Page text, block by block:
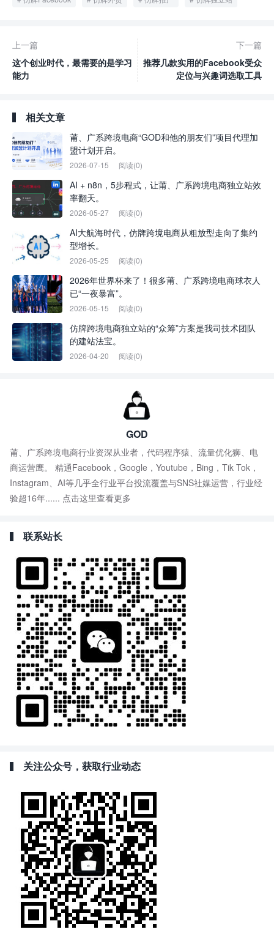
上一篇
这个创业时代，最需要的是学习
能力
下一篇
推荐几款实用的Facebook受众
定位与兴趣词选取工具
相关文章
莆、广系跨境电商“GOD和他的朋友们”项目代理加
盟计划开启。
2026-07-15 阅读(0)
AI + n8n，5步程式，让莆、广系跨境电商独立站效
率翻天。
2026-05-27 阅读(0)
AI大航海时代，仿牌跨境电商从粗放型走向了集约
型增长。
2026-05-25 阅读(0)
2026年世界杯来了！很多莆、广系跨境电商球衣人
已“一夜暴富”。
2026-05-15 阅读(0)
仿牌跨境电商独立站的“众筹”方案是我司技术团队
的建站法宝。
2026-04-20 阅读(0)
GOD
莆、广系跨境电商行业资深从业者，代码程序猿、流量优化狮、电
商运营鹰。 精通Facebook，Google，Youtube，Bing，Tik Tok，
Instagram、AI等几乎全行业平台投流覆盖与SNS社媒运营，行业经
验超16年...... 点击这里查看更多
联系站长
关注公众号，获取行业动态